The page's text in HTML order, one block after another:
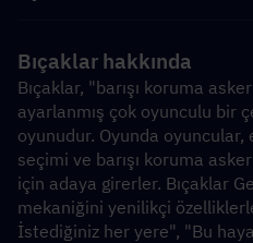
Bıçaklar hakkında
Bıçaklar, "barışı koruma
ayarlanmış çok oyunculu bir
oyunudur. Oyunda oyuncular,
seçimi ve barışı koruma
için adaya girerler. Bıçaklar
mekaniğini yenilikçi
İstediğiniz her yere", "Bu